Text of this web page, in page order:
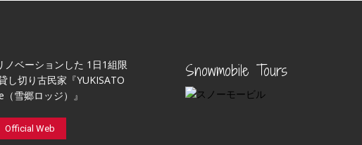
ノベーションした 1日1組限
し切り古民家『YUKISATO
雪郷ロッジ）』
Official Web
Snowmobile Tours